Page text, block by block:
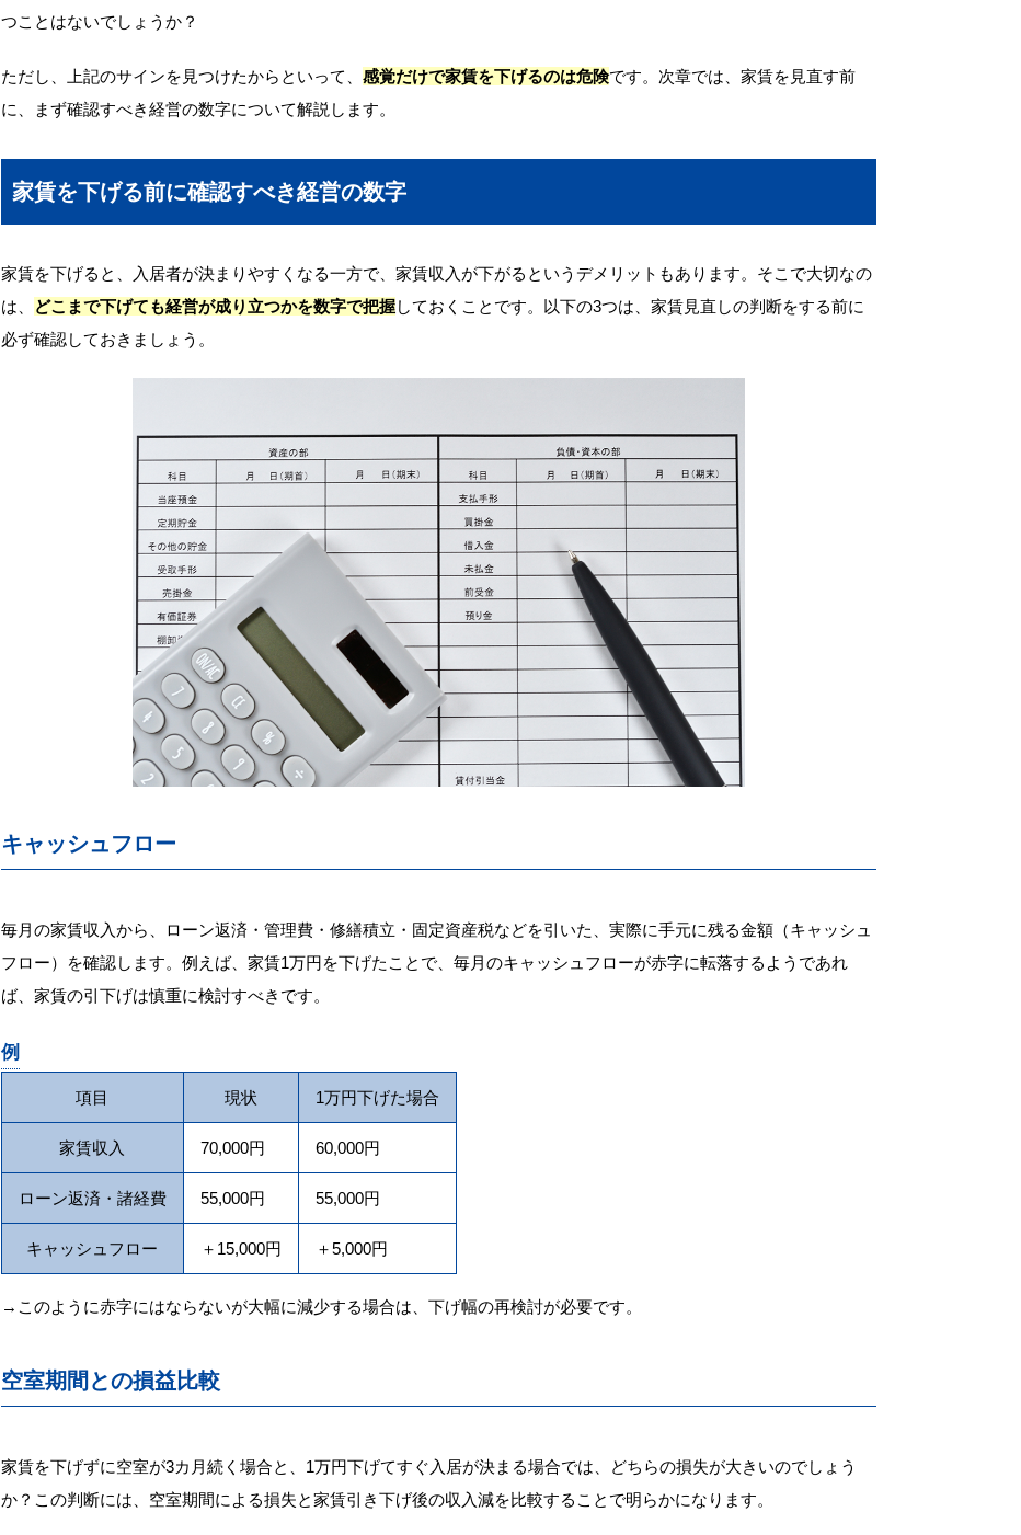
つことはないでしょうか？
ただし、上記のサインを見つけたからといって、 感覚だけで家賃を下げるのは危険です。次章では、家賃を見直す前
に、まず確認すべき経営の数字について解説します。
家賃を下げる前に確認すべき経営の数字
家賃を下げると、入居者が決まりやすくなる一方で、家賃収入が下がるというデメリットもあります。そこで大切なの
は、
どこまで下げても経営が成り立つかを数字で把握しておくことです。以下の3つは、家賃見直しの判断をする前に
必ず確認しておきましょう。
キャッシュフロー
毎月の家賃収入から、ローン返済・管理費・修繕積立・固定資産税などを引いた、実際に手元に残る金額（キャッシュ
フロー）を確認します。例えば、家賃1万円を下げたことで、毎月のキャッシュフローが赤字に転落するようであれ
ば、家賃の引下げは慎重に検討すべきです。
例
項目 現状 1万円下げた場合
家賃収入 70,000円 60,000円
ローン返済・諸経費 55,000円 55,000円
キャッシュフロー ＋15,000円 ＋5,000円
→このように赤字にはならないが大幅に減少する場合は、下げ幅の再検討が必要です。
空室期間との損益比較
家賃を下げずに空室が3カ月続く場合と、1万円下げてすぐ入居が決まる場合では、どちらの損失が大きいのでしょう
か？この判断には、空室期間による損失と家賃引き下げ後の収入減を比較することで明らかになります。